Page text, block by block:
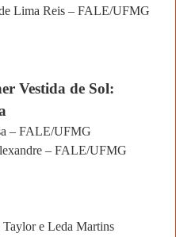
Lima Reis – FALE/UFMG
Vestida de Sol:
– FALE/UFMG
– FALE/UFMG
Taylor e Leda Martins